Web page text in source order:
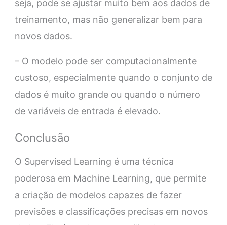
seja, pode se ajustar muito bem aos dados de
treinamento, mas não generalizar bem para
novos dados.
– O modelo pode ser computacionalmente
custoso, especialmente quando o conjunto de
dados é muito grande ou quando o número
de variáveis de entrada é elevado.
Conclusão
O Supervised Learning é uma técnica
poderosa em Machine Learning, que permite
a criação de modelos capazes de fazer
previsões e classificações precisas em novos